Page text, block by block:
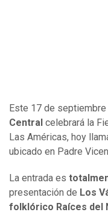
Este 17 de septiembre
Central celebrará la
Las Américas, hoy
ubicado en Padre
La entrada es
presentación de Los
folklórico Raíces del